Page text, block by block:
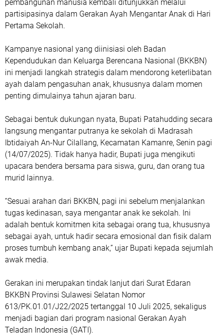
pembangunan manusia kembali ditunjukkan melalui
partisipasinya dalam Gerakan Ayah Mengantar Anak di Hari
Pertama Sekolah.
Kampanye nasional yang diinisiasi oleh Badan
Kependudukan dan Keluarga Berencana Nasional (BKKBN)
ini menjadi langkah strategis dalam mendorong keterlibatan
ayah dalam pengasuhan anak, khususnya dalam momen
penting dimulainya tahun ajaran baru.
Sebagai bentuk dukungan nyata, Bupati Patahudding secara
langsung mengantar putranya ke sekolah di Madrasah
Ibtidaiyah An-Nur Cilallang, Kecamatan Kamanre, Senin pagi
(14/07/2025). Tidak hanya hadir, Bupati juga mengikuti
upacara bendera bersama para siswa, guru, dan orang tua
murid lainnya.
“Sesuai arahan dari BKKBN, pagi ini sebelum menjalankan
tugas kedinasan, saya mengantar anak ke sekolah. Ini
adalah bentuk komitmen kita sebagai orang tua, khususnya
sebagai ayah, untuk hadir secara emosional dan fisik dalam
proses tumbuh kembang anak,” ujar Bupati kepada sejumlah
awak media.
Gerakan ini merupakan tindak lanjut dari Surat Edaran
BKKBN Provinsi Sulawesi Selatan Nomor
613/PK.01.01/J22/2025 tertanggal 10 Juli 2025, sekaligus
menjadi bagian dari program nasional Gerakan Ayah
Teladan Indonesia (GATI).